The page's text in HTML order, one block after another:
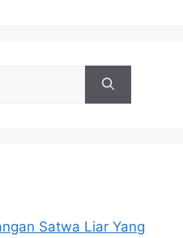
Satwa Liar Yang